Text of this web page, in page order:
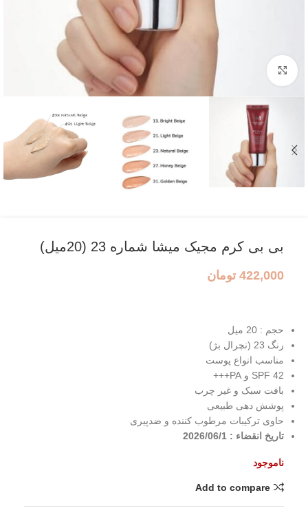
بزرگنمایی تصویر
بی بی کرم مجیک میشا شماره 23 (20میل)
422,000 تومان
حجم : 20 میل
رنگ 23 (نچرال بژ)
مناسب انواع پوست
SPF 42 و PA+++
بافت سبک و غیر چرب
پوشش دهی طبیعی
حاوی ترکیبات مرطوب کننده و ضدپیری
تاریخ انقضاء : 2026/06/1
ناموجود
Add to compare